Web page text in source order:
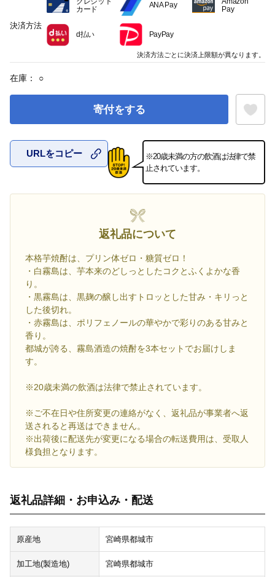
在庫： ○
寄付をする
お気に入
URLをコピー
※20歳未満の方の飲酒は法律で禁
止されています。
返礼品について
本格芋焼酎は、プリン体ゼロ・糖質ゼロ！
・白霧島は、芋本来のどしっとしたコクとふくよかな香
り。
・黒霧島は、黒麹の醸し出すトロッとした甘み・キリっと
した後切れ。
・赤霧島は、ポリフェノールの華やかで彩りのある甘みと
香り。
都城が誇る、霧島酒造の焼酎を3本セットでお届けしま
す。
※20歳未満の飲酒は法律で禁止されています。
※ご不在日や住所変更の連絡がなく、返礼品が事業者へ返
送されると再送はできません。
※出荷後に配送先が変更になる場合の転送費用は、受取人
様負担となります。
返礼品詳細・お申込み・配送
原産地 宮崎県都城市
加工地(製造地) 宮崎県都城市
決済方法
カード
ANA Pay
Pay
d払い PayPay
決済方法ごとに決済上限額が異なります。